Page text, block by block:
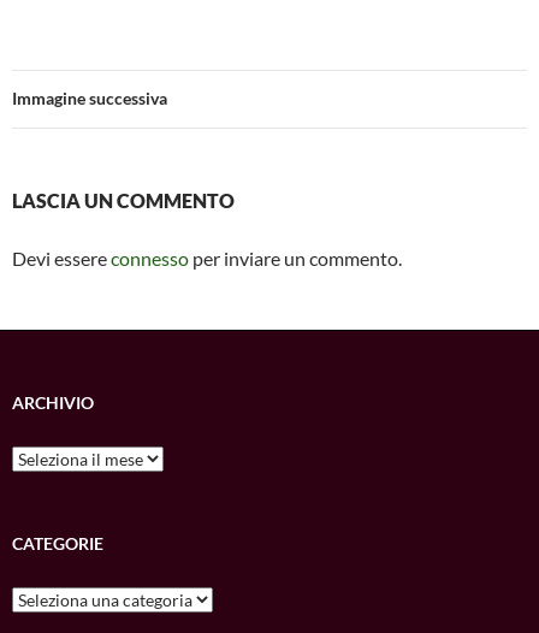
b
o
k
s
A
p
n
g
di
vi
Immagine successiva
LASCIA UN COMMENTO
Devi essereconnesso per inviare un commento.
ARCHIVIO
Archivio
CATEGORIE
Categorie